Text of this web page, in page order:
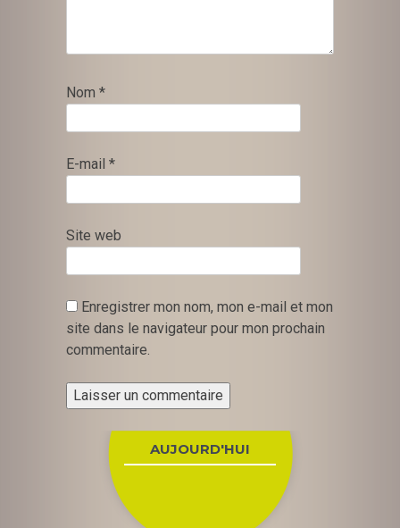
Nom *
E-mail *
Site web
Enregistrer mon nom, mon e-mail et mon
site dans le navigateur pour mon prochain
commentaire.
AUJOURD'HUI